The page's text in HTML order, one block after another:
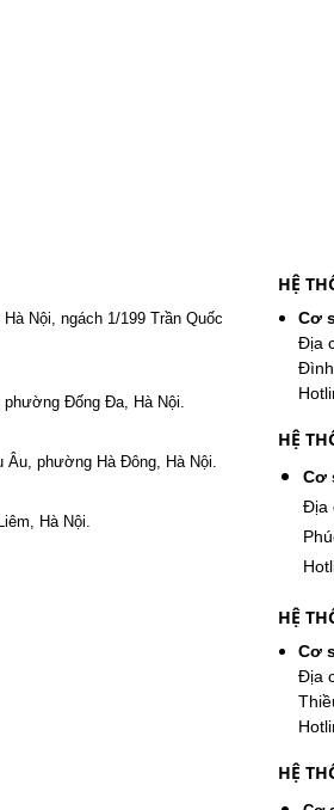
Nội, ngách 1/199 Trần Quốc
phường Đống Đa, Hà Nội.
Âu, phường Hà Đông, Hà Nội.
Hà Nội.
HỆ
Cơ
Địa
Đình
HỆ
Cơ
Địa
HỆ
Cơ
Địa
HỆ